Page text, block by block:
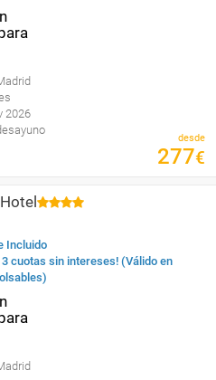
2026
desde
277€
Incluido
3 cuotas sin intereses! (Válido en